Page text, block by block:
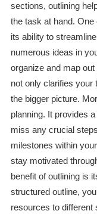
sections, outlining
the task at hand.
its ability to
numerous ideas in
organize and map
not only clarifies your
the bigger picture.
planning. It provides
miss any crucial
milestones within
stay motivated
benefit of outlining is
structured outline,
resources to different